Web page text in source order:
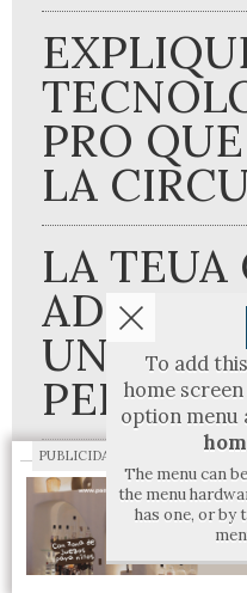
PRO
LA
LA TEUA
UNA
PUBLICIDAD
Aviso
Utilizamos
el
lista de
nuestra
To add
home
option menu
The menu can
the menu
has one, or